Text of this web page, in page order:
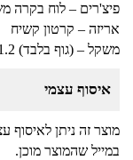
פיצ'רים – לוח בקרה משוכלל בעל 4 מצבי
אריזה – קרטון קשיח
משקל – (גוף בלבד) 1.2 kg
איסוף עצמי
מוצר זה ניתן לאיסוף
במייל שהמוצר מוכן.